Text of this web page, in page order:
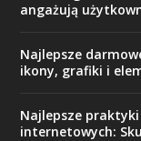
angażują
Najlepsze
ikony, grafiki i
Najlepsze
internetowych: